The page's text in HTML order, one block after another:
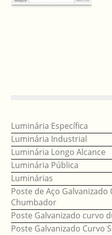
Luminária Específica
Luminária Industrial
Luminária Longo Alcance
Luminária Pública
Luminárias
Poste de Aço Galvanizado
Chumbador
Poste Galvanizado curvo
Poste Galvanizado Curvo